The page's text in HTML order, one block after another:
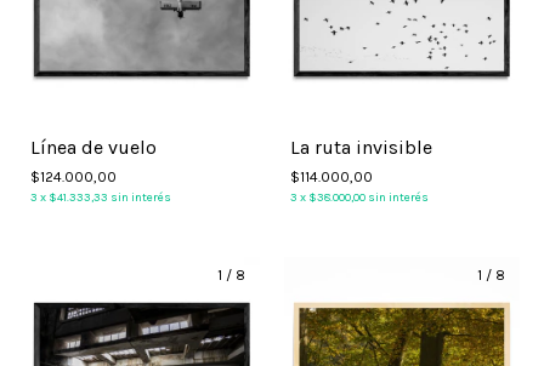
Línea de vuelo
$124.000,00
3 x $41.333,33 sin interés
La ruta invisible
$114.000,00
3 x $38.000,00 sin interés
1 / 8 1 / 8